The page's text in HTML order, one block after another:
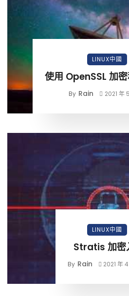
LINUX中國
使用 OpenSSL 加
By Rain 2021 年
LINUX中國
Stratis 加密
By Rain 2021 年